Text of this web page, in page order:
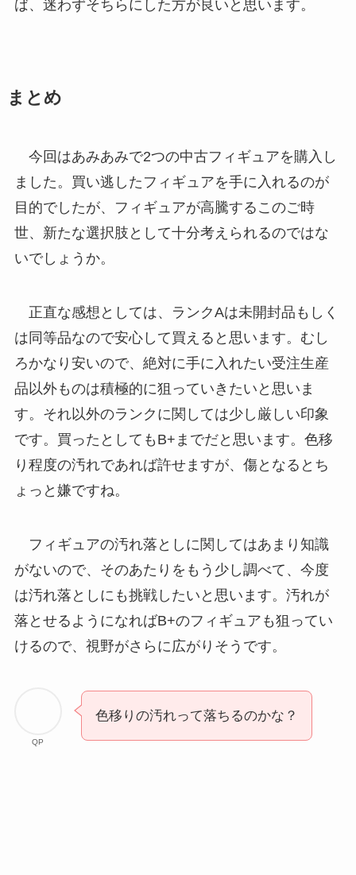
ば、迷わずそちらにした方が良いと思います。
まとめ
今回はあみあみで2つの中古フィギュアを購入し
ました。買い逃したフィギュアを手に入れるのが
目的でしたが、フィギュアが高騰するこのご時
世、新たな選択肢として十分考えられるのではな
いでしょうか。
正直な感想としては、ランクAは未開封品もしく
は同等品なので安心して買えると思います。むし
ろかなり安いので、絶対に手に入れたい受注生産
品以外ものは積極的に狙っていきたいと思いま
す。それ以外のランクに関しては少し厳しい印象
です。買ったとしてもB+までだと思います。色移
り程度の汚れであれば許せますが、傷となるとち
ょっと嫌ですね。
フィギュアの汚れ落としに関してはあまり知識
がないので、そのあたりをもう少し調べて、今度
は汚れ落としにも挑戦したいと思います。汚れが
落とせるようになればB+のフィギュアも狙ってい
けるので、視野がさらに広がりそうです。
QP
色移りの汚れって落ちるのかな？